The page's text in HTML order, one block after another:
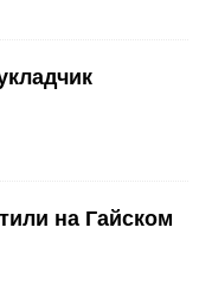
на Гайском